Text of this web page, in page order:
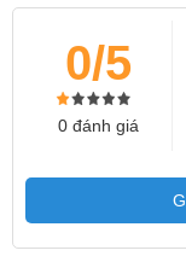
0/5
0 đánh giá